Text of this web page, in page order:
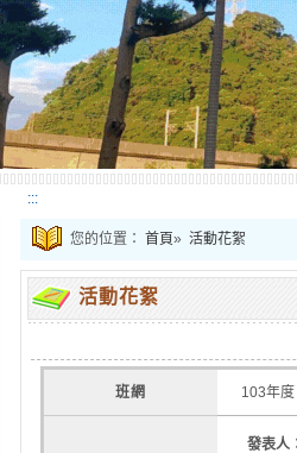
:::
您的位置： 首頁» 活動花絮
活動花絮
班網 103年
發表人